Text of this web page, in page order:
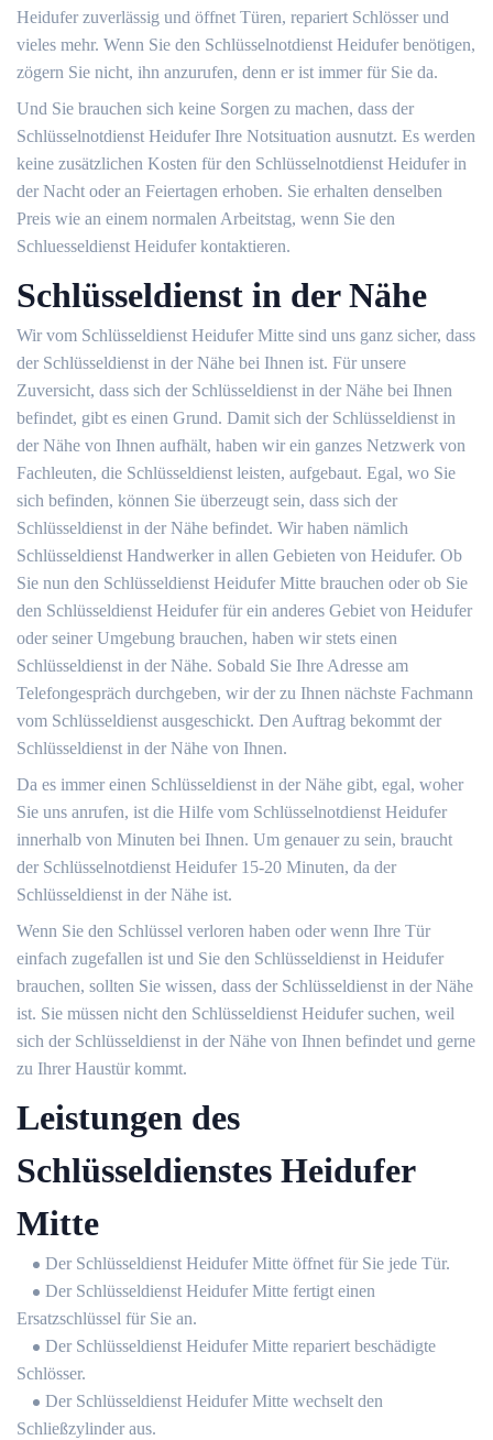
Heidufer zuverlässig und öffnet Türen, repariert Schlösser und
vieles mehr. Wenn Sie den Schlüsselnotdienst Heidufer benötigen,
zögern Sie nicht, ihn anzurufen, denn er ist immer für Sie da.
Und Sie brauchen sich keine Sorgen zu machen, dass der
Schlüsselnotdienst Heidufer Ihre Notsituation ausnutzt. Es werden
keine zusätzlichen Kosten für den Schlüsselnotdienst Heidufer in
der Nacht oder an Feiertagen erhoben. Sie erhalten denselben
Preis wie an einem normalen Arbeitstag, wenn Sie den
Schluesseldienst Heidufer kontaktieren.
Schlüsseldienst in der Nähe
Wir vom Schlüsseldienst Heidufer Mitte sind uns ganz sicher, dass
der Schlüsseldienst in der Nähe bei Ihnen ist. Für unsere
Zuversicht, dass sich der Schlüsseldienst in der Nähe bei Ihnen
befindet, gibt es einen Grund. Damit sich der Schlüsseldienst in
der Nähe von Ihnen aufhält, haben wir ein ganzes Netzwerk von
Fachleuten, die Schlüsseldienst leisten, aufgebaut. Egal, wo Sie
sich befinden, können Sie überzeugt sein, dass sich der
Schlüsseldienst in der Nähe befindet. Wir haben nämlich
Schlüsseldienst Handwerker in allen Gebieten von Heidufer. Ob
Sie nun den Schlüsseldienst Heidufer Mitte brauchen oder ob Sie
den Schlüsseldienst Heidufer für ein anderes Gebiet von Heidufer
oder seiner Umgebung brauchen, haben wir stets einen
Schlüsseldienst in der Nähe. Sobald Sie Ihre Adresse am
Telefongespräch durchgeben, wir der zu Ihnen nächste Fachmann
vom Schlüsseldienst ausgeschickt. Den Auftrag bekommt der
Schlüsseldienst in der Nähe von Ihnen.
Da es immer einen Schlüsseldienst in der Nähe gibt, egal, woher
Sie uns anrufen, ist die Hilfe vom Schlüsselnotdienst Heidufer
innerhalb von Minuten bei Ihnen. Um genauer zu sein, braucht
der Schlüsselnotdienst Heidufer 15-20 Minuten, da der
Schlüsseldienst in der Nähe ist.
Wenn Sie den Schlüssel verloren haben oder wenn Ihre Tür
einfach zugefallen ist und Sie den Schlüsseldienst in Heidufer
brauchen, sollten Sie wissen, dass der Schlüsseldienst in der Nähe
ist. Sie müssen nicht den Schlüsseldienst Heidufer suchen, weil
sich der Schlüsseldienst in der Nähe von Ihnen befindet und gerne
zu Ihrer Haustür kommt.
Leistungen des
Schlüsseldienstes Heidufer
Mitte
Der Schlüsseldienst Heidufer Mitte öffnet für Sie jede Tür.
Der Schlüsseldienst Heidufer Mitte fertigt einen
Ersatzschlüssel für Sie an.
Der Schlüsseldienst Heidufer Mitte repariert beschädigte
Schlösser.
Der Schlüsseldienst Heidufer Mitte wechselt den
Schließzylinder aus.